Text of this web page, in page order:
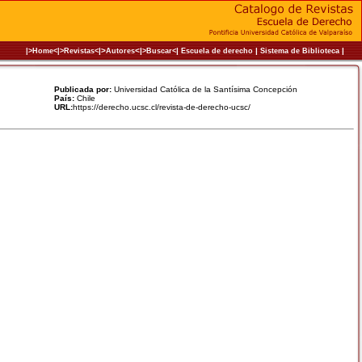
|>Home<|>Revistas<|>Autores<|>Buscar<|Escuela de derecho|Sistema de Biblioteca|
Publicada por: Universidad Católica de la Santísima Concepción
País: Chile
URL:https://derecho.ucsc.cl/revista-de-derecho-ucsc/